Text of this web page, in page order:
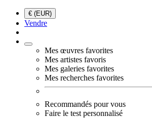
€ (EUR)
Vendre
Mes œuvres favorites
Mes artistes favoris
Mes galeries favorites
Mes recherches favorites
Recommandés pour vous
Faire le test personnalisé